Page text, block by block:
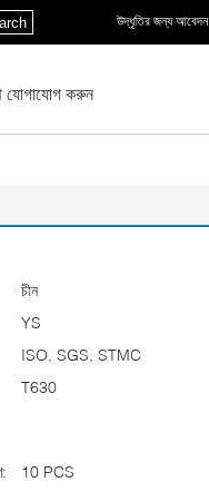
উদ্ধৃতির জন্য আবেদন
যোগাযোগ করুন
চীন
YS
ISO, SGS, STMC
T630
10 PCS